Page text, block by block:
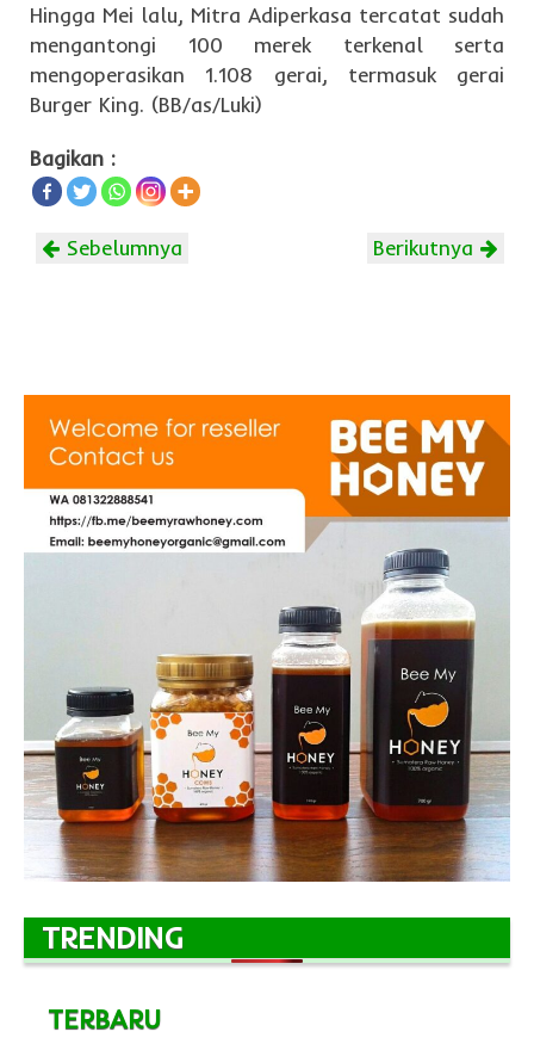
Hingga Mei lalu, Mitra Adiperkasa tercatat sudah
mengantongi 100 merek terkenal serta
mengoperasikan 1.108 gerai, termasuk gerai
Burger King. (BB/as/Luki)
Bagikan :
Berikutnya
Sebelumnya
TRENDING
TERBARU